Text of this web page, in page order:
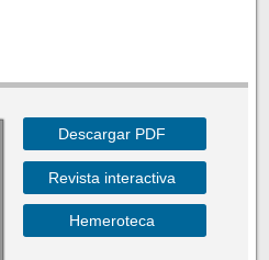
Descargar PDF
Revista interactiva
Hemeroteca